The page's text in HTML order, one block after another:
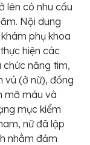
lên có nhu cầu
Nội dung
phụ khoa
hiện các
năng tim,
vú (ở nữ), đồng
mỡ máu và
mục kiểm
nữ đã lập
nhằm đảm